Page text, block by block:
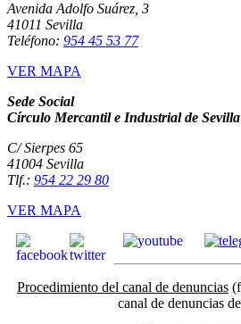
Avenida Adolfo Suárez, 3
41011 Sevilla
Teléfono: 954 45 53 77
VER MAPA
Sede Social
Círculo Mercantil e Industrial de Sevilla
C/ Sierpes 65
41004 Sevilla
Tlf.: 954 22 29 80
VER MAPA
Procedimiento del canal de denuncias
canal de denuncias